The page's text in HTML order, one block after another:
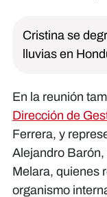
Cristina se
lluvias en
En la reunión
Dirección de
Ferrera, y
Alejandro
Melara, quienes
organismo